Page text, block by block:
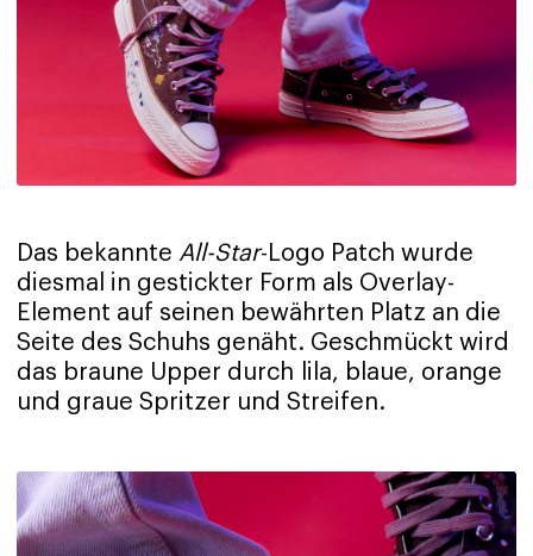
Das bekannte All-Star-Logo Patch wurde
diesmal in gestickter Form als Overlay-
Element auf seinen bewährten Platz an die
Seite des Schuhs genäht. Geschmückt wird
das braune Upper durch lila, blaue, orange
und graue Spritzer und Streifen.